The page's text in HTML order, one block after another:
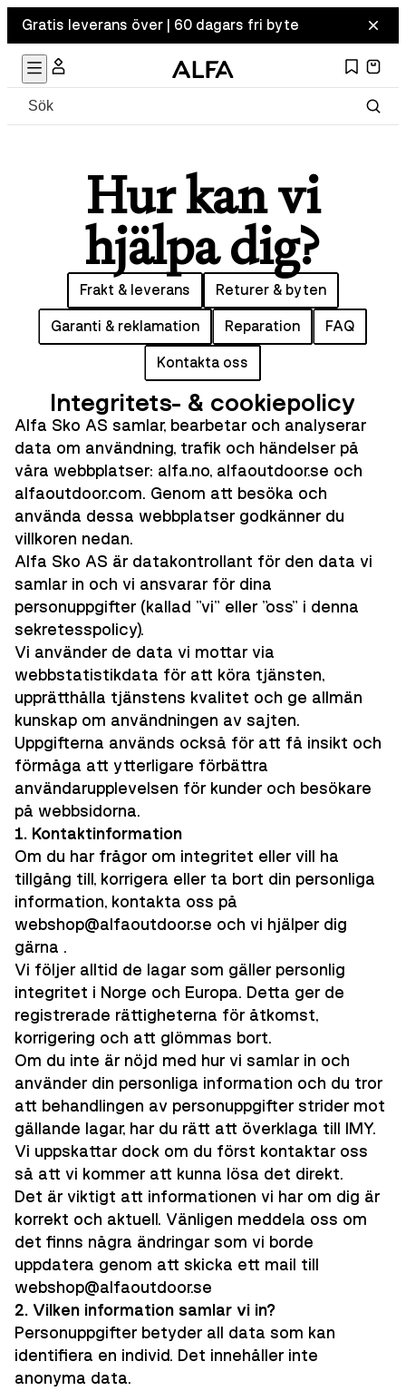
Gratis leverans över | 60 dagars fri byte
Hur kan vi
hjälpa dig?
Frakt & leverans Returer & byten
Garanti & reklamation Reparation FAQ
Kontakta oss
Integritets- & cookiepolicy
Alfa Sko AS samlar, bearbetar och analyserar
data om användning, trafik och händelser på
våra webbplatser: alfa.no, alfaoutdoor.se och
alfaoutdoor.com. Genom att besöka och
använda dessa webbplatser godkänner du
villkoren nedan.
Alfa Sko AS är datakontrollant för den data vi
samlar in och vi ansvarar för dina
personuppgifter (kallad "vi" eller "oss" i denna
sekretesspolicy).
Vi använder de data vi mottar via
webbstatistikdata för att köra tjänsten,
upprätthålla tjänstens kvalitet och ge allmän
kunskap om användningen av sajten.
Uppgifterna används också för att få insikt och
förmåga att ytterligare förbättra
användarupplevelsen för kunder och besökare
på webbsidorna.
1. Kontaktinformation
Om du har frågor om integritet eller vill ha
tillgång till, korrigera eller ta bort din personliga
information, kontakta oss på
webshop@alfaoutdoor.se och vi hjälper dig
gärna .
Vi följer alltid de lagar som gäller personlig
integritet i Norge och Europa. Detta ger de
registrerade rättigheterna för åtkomst,
korrigering och att glömmas bort.
Om du inte är nöjd med hur vi samlar in och
använder din personliga information och du tror
att behandlingen av personuppgifter strider mot
gällande lagar, har du rätt att överklaga till IMY.
Vi uppskattar dock om du först kontaktar oss
så att vi kommer att kunna lösa det direkt.
Det är viktigt att informationen vi har om dig är
korrekt och aktuell. Vänligen meddela oss om
det finns några ändringar som vi borde
uppdatera genom att skicka ett mail till
webshop@alfaoutdoor.se
2. Vilken information samlar vi in?
Personuppgifter betyder all data som kan
identifiera en individ. Det innehåller inte
anonyma data.